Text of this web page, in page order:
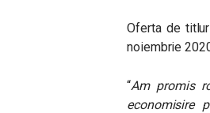
Oferta de
noiembrie
“Am promis
economisire